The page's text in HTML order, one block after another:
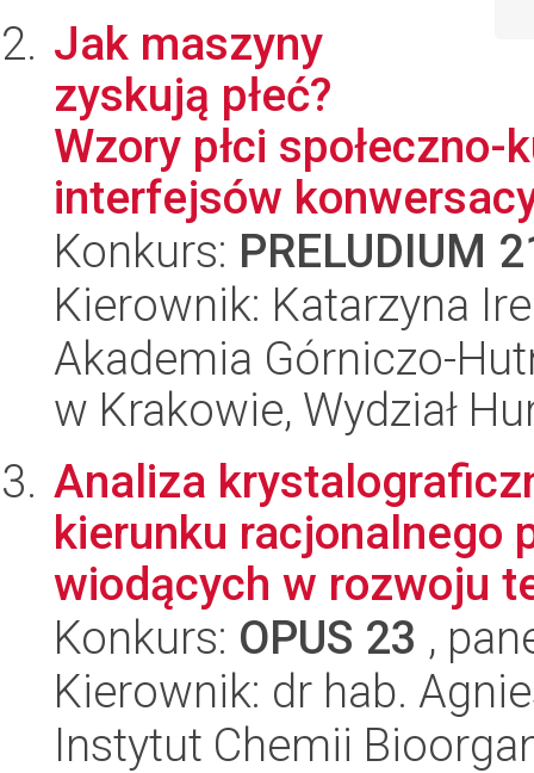
Jak maszyny
zyskują płeć?
Wzory płci
interfejsów
Konkurs: PRELUDIUM
Kierownik: Katarzyna
Akademia Górniczo-
w Krakowie, Wydział
Analiza
kierunku racjonalnego
wiodących w rozwoju
Konkurs: OPUS 23 ,
Kierownik: dr hab.
Instytut Chemii